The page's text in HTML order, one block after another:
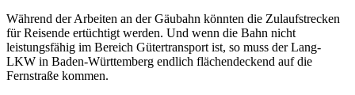
Während der Arbeiten an der Gäubahn könnten die Zulaufstrecken
für Reisende ertüchtigt werden. Und wenn die Bahn nicht
leistungsfähig im Bereich Gütertransport ist, so muss der Lang-
LKW in Baden-Württemberg endlich flächendeckend auf die
Fernstraße kommen.